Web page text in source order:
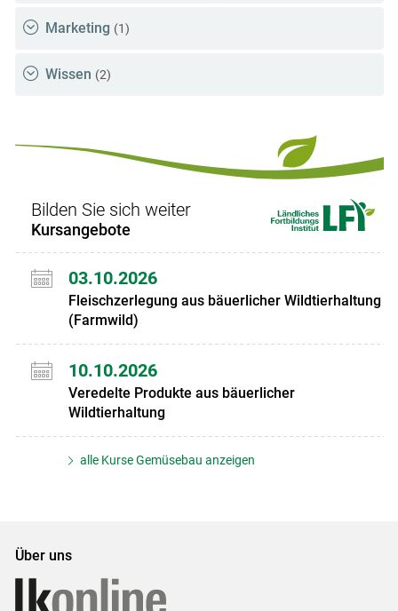
Marketing (1)
Wissen (2)
Bilden Sie sich weiter
Kursangebote
03.10.2026
Fleischzerlegung aus bäuerlicher Wildtierhaltung
(Farmwild)
10.10.2026
Veredelte Produkte aus bäuerlicher
Wildtierhaltung
alle Kurse Gemüsebau anzeigen
Über uns